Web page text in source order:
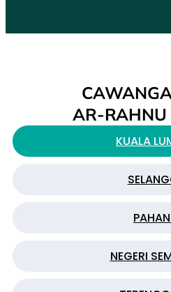
AR-RAHNU
KUALA
NEGERI